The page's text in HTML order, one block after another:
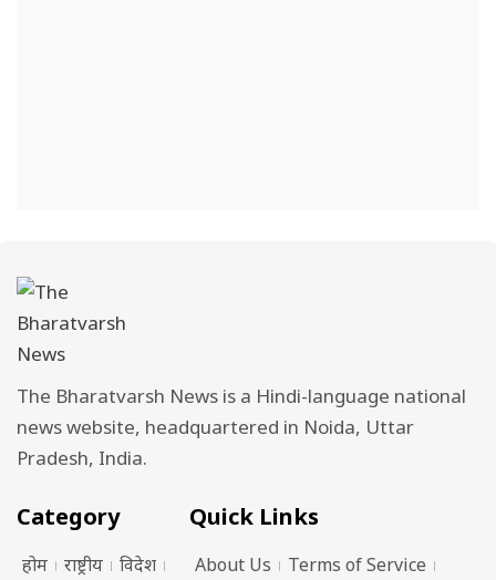
The Bharatvarsh News is a Hindi-language national
news website, headquartered in Noida, Uttar
Pradesh, India.
Category
होम राष्ट्रीय विदेश
Quick Links
About Us Terms of Service